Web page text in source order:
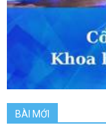
BÀI MỚI